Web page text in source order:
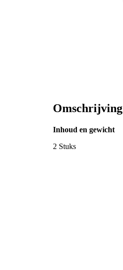
Omschrijving
Inhoud en gewicht
2 Stuks